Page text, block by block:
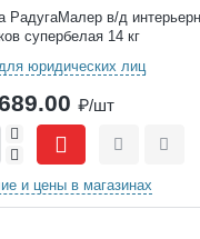
РадугаМалер в/д
супербелая 14 кг
юридических лиц
₽/шт
-
+
Сравнить
и цены в магазинах